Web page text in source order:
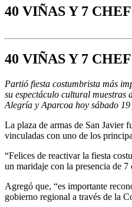
40 VIÑAS Y 7
40 VIÑAS Y 7
Partió fiesta costumbrista más
su espectáculo cultural muestras
Alegría y Aparcoa hoy sábado
La plaza de armas de San Javier
vinculadas con uno de los
“Felices de reactivar la fiesta
un maridaje con la presencia de
Agregó que, “es importante
gobierno regional a través de la